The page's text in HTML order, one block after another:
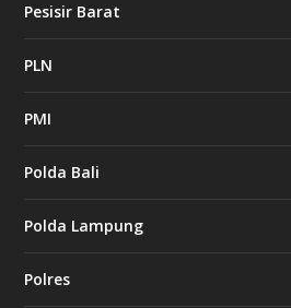
Pesisir Barat
PLN
PMI
Polda Bali
Polda Lampung
Polres